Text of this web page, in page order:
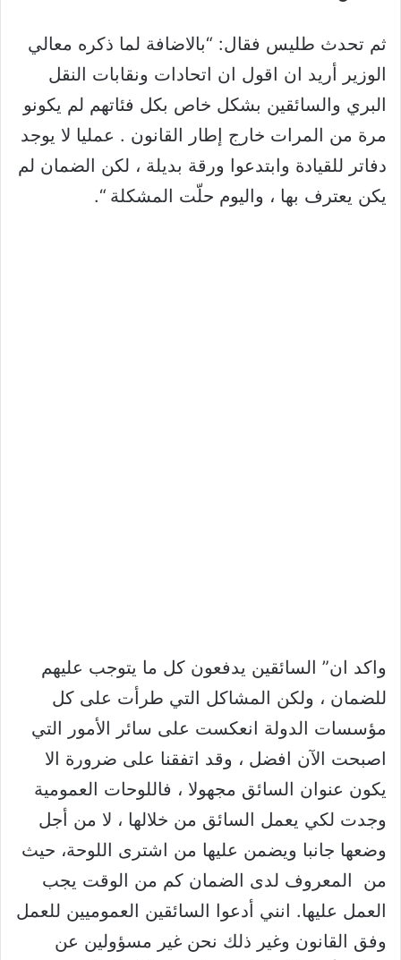
ثم تحدث طليس فقال: “بالاضافة لما ذكره معالي
الوزير أريد ان اقول ان اتحادات ونقابات النقل
البري والسائقين بشكل خاص بكل فئاتهم لم يكونو
مرة من المرات خارج إطار القانون . عمليا لا يوجد
دفاتر للقيادة وابتدعوا ورقة بديلة ، لكن الضمان لم
يكن يعترف بها ، واليوم حلّت المشكلة “.
واكد ان” السائقين يدفعون كل ما يتوجب عليهم
للضمان ، ولكن المشاكل التي طرأت على كل
مؤسسات الدولة انعكست على سائر الأمور التي
اصبحت الآن افضل ، وقد اتفقنا على ضرورة الا
يكون عنوان السائق مجهولا ، فاللوحات العمومية
وجدت لكي يعمل السائق من خلالها ، لا من أجل
وضعها جانبا ويضمن عليها من اشترى اللوحة، حيث
من المعروف لدى الضمان كم من الوقت يجب
العمل عليها. انني أدعوا السائقين العموميين للعمل
وفق القانون وغير ذلك نحن غير مسؤولين عن